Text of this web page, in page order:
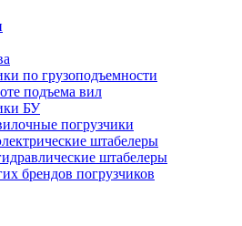
по грузоподъемности
подъема вил
БУ
погрузчики
штабелеры
штабелеры
брендов погрузчиков